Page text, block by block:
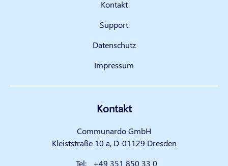
Kontakt
Support
Datenschutz
Impressum
Kontakt
Communardo GmbH
Kleiststraße 10 a, D-01129 Dresden
Tel:
+49 351 850 33 0